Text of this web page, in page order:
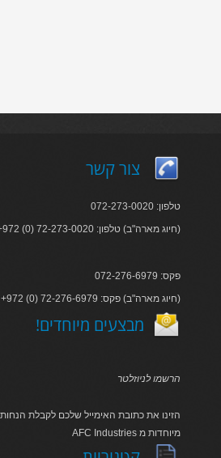
צור קשר
טלפון: 072-273-0020
+972 (0) 72-273-0020 :חיוג מארה"ב) טלפון)
פקס: 072-276-6979
+972 (0) 72-276-6979 :חיוג מארה"ב) פקס)
!מבצעים מיוחדים
הרשמו לניוזלטר
הזינו את כתובת האימייל שלכם לקבלת הנחות
AFC Industries מיוחדות מ